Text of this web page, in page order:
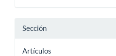
Sección
Artículos